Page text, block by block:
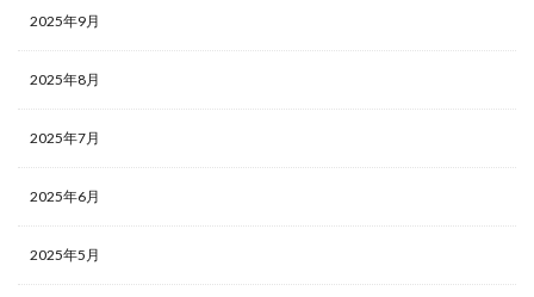
2025年9月
2025年8月
2025年7月
2025年6月
2025年5月